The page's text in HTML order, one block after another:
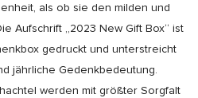
als ob sie den milden und
Aufschrift „2023 New Gift Box“ ist
gedruckt und unterstreicht
jährliche Gedenkbedeutung.
werden mit größter Sorgfalt